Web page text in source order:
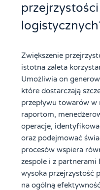
Zwiększenie
istotna zaleta
Umożliwia on
które dostarczają
przepływu towarów
raportom,
operacje,
oraz podejmować
procesów wspiera
zespole i z partnerami
wysoka przejrzystość
na ogólną